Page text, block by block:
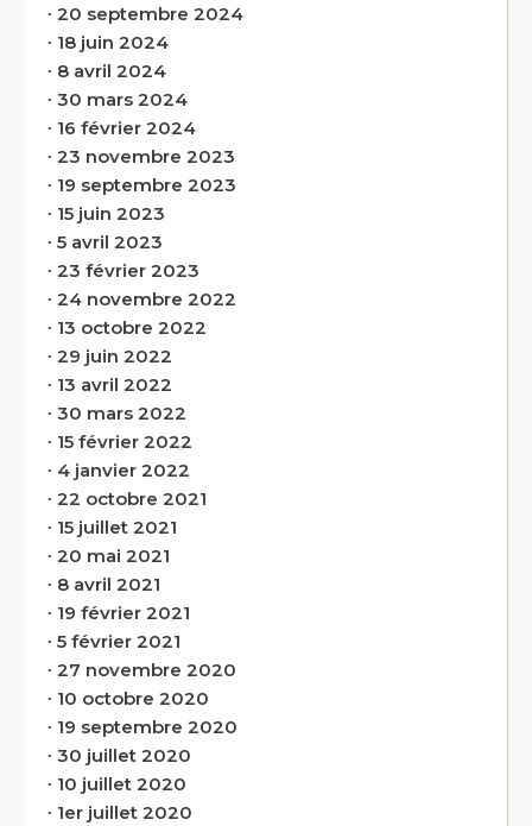
∙ 20 septembre 2024
∙ 18 juin 2024
∙ 8 avril 2024
∙ 30 mars 2024
∙ 16 février 2024
∙ 23 novembre 2023
∙ 19 septembre 2023
∙ 15 juin 2023
∙ 5 avril 2023
∙ 23 février 2023
∙ 24 novembre 2022
∙ 13 octobre 2022
∙ 29 juin 2022
∙ 13 avril 2022
∙ 30 mars 2022
∙ 15 février 2022
∙ 4 janvier 2022
∙ 22 octobre 2021
∙ 15 juillet 2021
∙ 20 mai 2021
∙ 8 avril 2021
∙ 19 février 2021
∙ 5 février 2021
∙ 27 novembre 2020
∙ 10 octobre 2020
∙ 19 septembre 2020
∙ 30 juillet 2020
∙ 10 juillet 2020
∙ 1er juillet 2020